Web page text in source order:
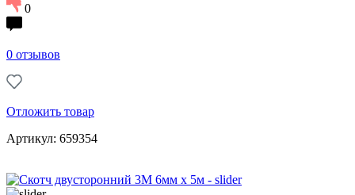
0
0 отзывов
Отложить товар
Артикул: 659354